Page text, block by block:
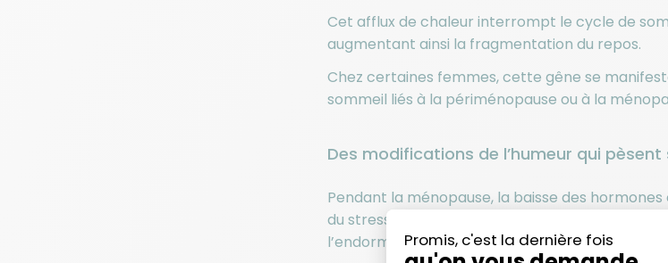
Cet afflux de chaleur interrompt le cycle de
augmentant ainsi la fragmentation du repos.
Chez certaines femmes, cette gêne se
sommeil liés à la périménopause ou à la
Des modifications de l’humeur qui pèsent
Pendant la ménopause, la baisse des
du stress. Cette hyperstimulation du système
l’endormissement serein.